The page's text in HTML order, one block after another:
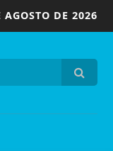
AGOSTO DE 2026